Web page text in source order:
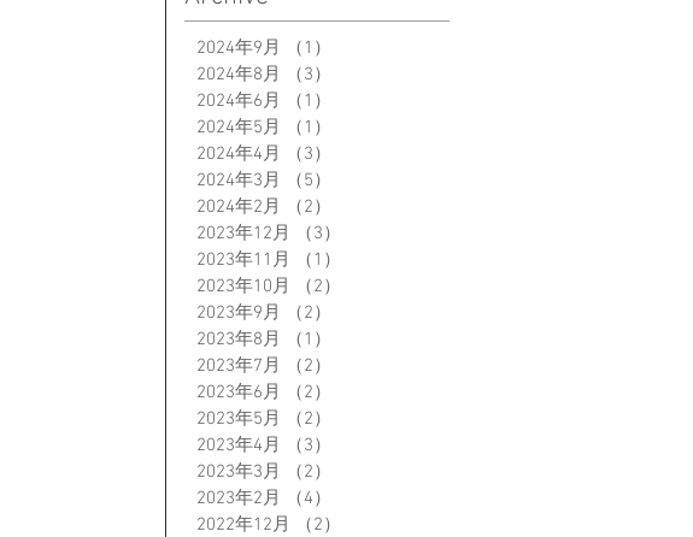
2024年9月 （1）
2024年8月
（3）
2024年6月
（1）
2024年5月
（1）
2024年4月
（3）
2024年3月
（5）
2024年2月
（2）
2023年12月
（3）
2023年11月
（1）
2023年10月
（2）
2023年9月
（2）
2023年8月
（1）
2023年7月
（2）
2023年6月
（2）
2023年5月
（2）
2023年4月
（3）
2023年3月
（2）
2023年2月
（4）
2022年12月
（2）